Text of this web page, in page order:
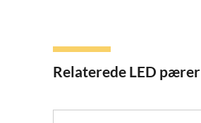
Relaterede LED pærer